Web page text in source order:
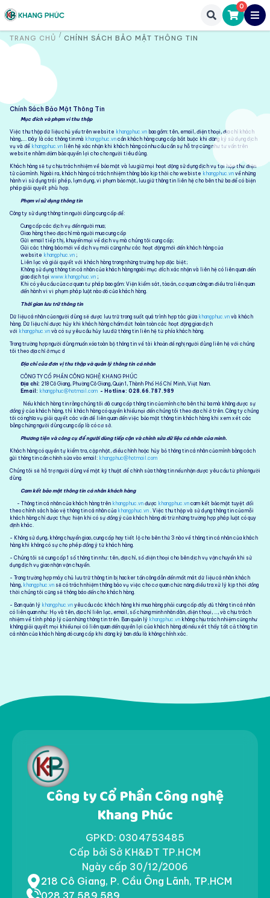
0
TRANG CHỦ CHÍNH SÁCH BẢO MẬT THÔNG TIN
Chính Sách Bảo Mật Thông Tin
Mục đích và phạm vi thu thập
Việc thu thập dữ liệu chủ yếu trên website khangphuc.vn bao gồm: tên, email, điện thoại, địa chỉ khách
hàng,…. Đây là các thông tin mà khangphuc.vn cần khách hàng cung cấp bắt buộc khi đăng ký sử dụng dịch
vụ và để khangphuc.vn liên hệ xác nhận khi khách hàng có nhu cầu cần sự hỗ trợ cũng như tư vấn trên
website nhằm đảm bảo quyền lợi cho cho người tiêu dùng.
Khách hàng sẽ tự chịu trách nhiệm về bảo mật và lưu giữ mọi hoạt động sử dụng dịch vụ tại hộp thư điện
tử của mình. Ngoài ra, khách hàng có trách nhiệm thông báo kịp thời cho webiste khangphuc.vn về những
hành vi sử dụng trái phép, lạm dụng, vi phạm bảo mật, lưu giữ thông tin liên hệ cho bên thứ ba để có biện
pháp giải quyết phù hợp.
Phạm vi sử dụng thông tin
Công ty sử dụng thông tin người dùng cung cấp để:
Cung cấp các dịch vụ đến người mua;
Giao hàng theo địa chỉ mà người mua cung cấp
Gửi email tiếp thị, khuyến mại về dịch vụ mà chúng tôi cung cấp;
Gửi các thông báo mới về dịch vụ mới cũng như các hoạt động mới đến khách hàng của
website khangphuc.vn ;
Liên lạc và giải quyết với khách hàng trong những trường hợp đặc biệt;
Không sử dụng thông tin cá nhân của khách hàng ngoài mục đích xác nhận và liên hệ có liên quan đến
giao dịch tại www.khangphuc.vn ;
Khi có yêu cầu của cơ quan tư pháp bao gồm: Viện kiểm sát, tòa án, cơ quan công an điều tra liên quan
đến hành vi vi phạm pháp luật nào đó của khách hàng.
Thời gian lưu trữ thông tin
Dữ liệu cá nhân của người dùng sẽ được lưu trữ trong suốt quá trình hợp tác giữa khangphuc.vn và khách
hàng. Dữ liệu chỉ được hủy khi khách hàng chấm dứt hoàn toàn các hoạt động giao dịch
với khangphuc.vn và có sự yêu cầu hủy lưu dữ thông tin liên hệ từ phía khách hàng.
Trong trường hợp người dùng muốn xóa toàn bộ thông tin về tài khoản đề nghị người dùng liên hệ với chúng
tôi theo địa chỉ ở mục d
Địa chỉ của đơn vị thu thập và quản lý thông tin cá nhân
CÔNG TY CỔ PHẦN CÔNG NGHỆ KHANG PHÚC
Địa chỉ: 218 Cô Giang, Phường Cô Giang, Quận 1, Thành Phố Hồ Chí Minh, Việt Nam.
Email: khangphuc@hotmail.com - Hotline: 028.66.787.989
Nếu khách hàng tin rằng chúng tôi đã cung cấp thông tin của mình cho bên thứ ba mà không được sự
đồng ý của khách hàng, thì khách hàng có quyền khiếu nại đến chúng tôi theo địa chỉ ở trên. Công ty chúng
tôi có nghĩa vụ giải quyết các vấn đề liên quan đến việc bảo mật thông tin khách hàng khi xem xét các
bằng chứng người dùng cung cấp là có cơ sở.
Phương tiện và công cụ để người dùng tiếp cận và chỉnh sửa dữ liệu cá nhân của mình.
Khách hàng có quyền tự kiểm tra, cập nhật, điều chỉnh hoặc hủy bỏ thông tin cá nhân của mình bằng cách
gửi thông tin cần chỉnh sửa vào email: khangphuc@hotmail.com
Chúng tôi sẽ hỗ trợ người dùng về mặt kỹ thuật để chỉnh sửa thông tin nếu nhận được yêu cầu từ phía người
dùng.
Cam kết bảo mật thông tin cá nhân khách hàng
- Thông tin cá nhân của khách hàng trên khangphuc.vn được khangphuc.vn cam kết bảo mật tuyệt đối
theo chính sách bảo vệ thông tin cá nhân của khangphuc.vn . Việc thu thập và sử dụng thông tin của mỗi
khách hàng chỉ được thực hiện khi có sự đồng ý của khách hàng đó trừ những trường hợp pháp luật có quy
định khác.
- Không sử dụng, không chuyển giao, cung cấp hay tiết lộ cho bên thứ 3 nào về thông tin cá nhân của khách
hàng khi không có sự cho phép đồng ý từ khách hàng.
- Chúng tôi sẽ cung cấp 1 số thông tin như: tên, địa chỉ, số điện thoại cho bên dịch vụ vận chuyển khi sử
dụng dịch vụ giao nhận vận chuyển.
- Trong trường hợp máy chủ lưu trữ thông tin bị hacker tấn công dẫn đến mất mát dữ liệu cá nhân khách
hàng, khangphuc.vn sẽ có trách nhiệm thông báo vụ việc cho cơ quan chức năng điều tra xử lý kịp thời đồng
thời chúng tôi cũng sẽ thông báo đến cho khách hàng.
- Ban quản lý khangphuc.vn yêu cầu các khách hàng khi mua hàng phải cung cấp đầy đủ thông tin cá nhân
có liên quan như: Họ và tên, địa chỉ liên lạc, email, số chứng minh nhân dân, điện thoại, …, và chịu trách
nhiệm về tính pháp lý của những thông tin trên. Ban quản lý khangphuc.vn không chịu trách nhiệm cũng như
không giải quyết mọi khiếu nại có liên quan đến quyền lợi của khách hàng đó nếu xét thấy tất cả thông tin
cá nhân của khách hàng đó cung cấp khi đăng ký ban đầu là không chính xác.
Công ty Cổ Phần Công nghệ
Khang Phúc
GPKD: 0304753485
Cấp bởi Sở KH&ĐT TP.HCM
Ngày cấp 30/12/2006
218 Cô Giang, P. Cầu Ông Lãnh, TP.HCM
028 37 589 589